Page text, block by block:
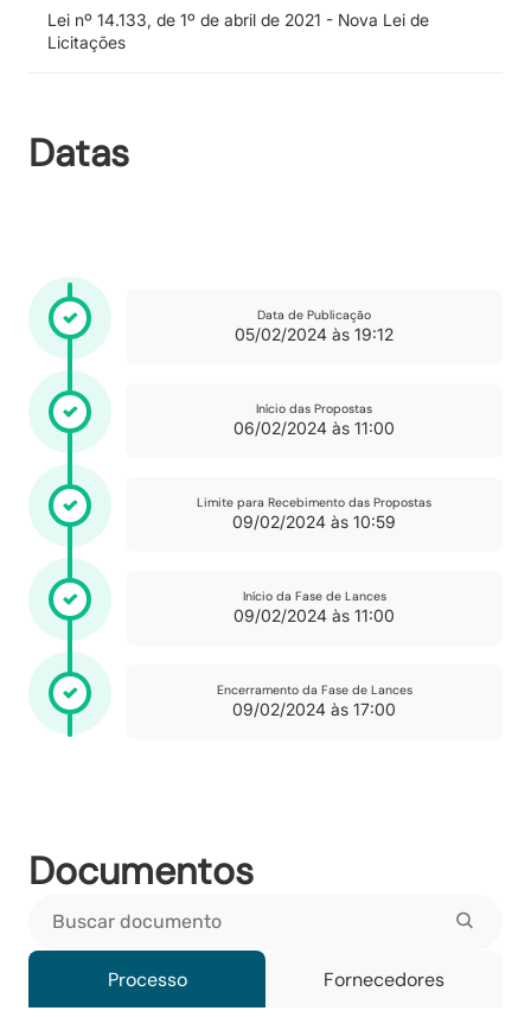
Lei nº 14.133, de 1º de abril de 2021 - Nova Lei de
Licitações
Datas
Data de Publicação
05/02/2024 às 19:12
Início das Propostas
06/02/2024 às 11:00
Limite para Recebimento das Propostas
09/02/2024 às 10:59
Início da Fase de Lances
09/02/2024 às 11:00
Encerramento da Fase de Lances
09/02/2024 às 17:00
Documentos
Processo Fornecedores